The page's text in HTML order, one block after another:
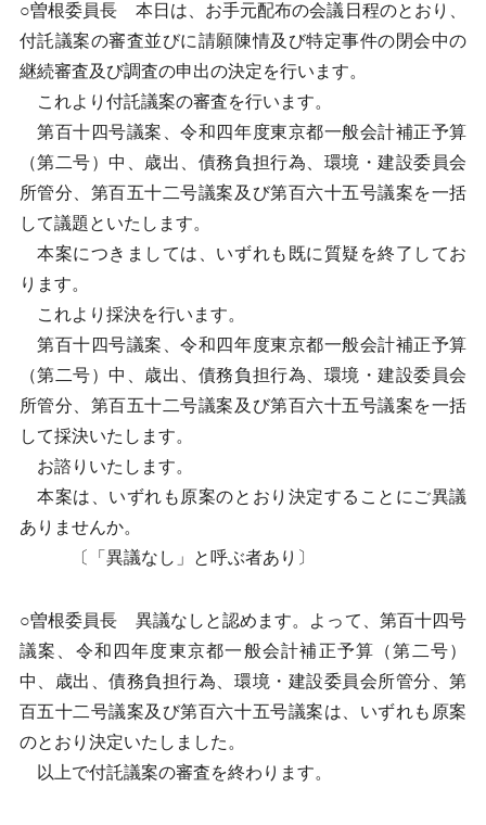
○曽根委員長 本日は、お手元配布の会議日程のとおり、
付託議案の審査並びに請願陳情及び特定事件の閉会中の
継続審査及び調査の申出の決定を行います。
これより付託議案の審査を行います。
第百十四号議案、令和四年度東京都一般会計補正予算
（第二号）中、歳出、債務負担行為、環境・建設委員会
所管分、第百五十二号議案及び第百六十五号議案を一括
して議題といたします。
本案につきましては、いずれも既に質疑を終了してお
ります。
これより採決を行います。
第百十四号議案、令和四年度東京都一般会計補正予算
（第二号）中、歳出、債務負担行為、環境・建設委員会
所管分、第百五十二号議案及び第百六十五号議案を一括
して採決いたします。
お諮りいたします。
本案は、いずれも原案のとおり決定することにご異議
ありませんか。
〔「異議なし」と呼ぶ者あり〕
○曽根委員長 異議なしと認めます。よって、第百十四号
議案、令和四年度東京都一般会計補正予算（第二号）
中、歳出、債務負担行為、環境・建設委員会所管分、第
百五十二号議案及び第百六十五号議案は、いずれも原案
のとおり決定いたしました。
以上で付託議案の審査を終わります。